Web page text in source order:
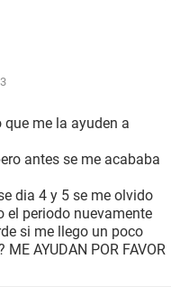
me la ayuden a
antes se me acababa
dia 4 y 5 se me olvido
el periodo nuevamente
si me llego un poco
AYUDAN POR FAVOR